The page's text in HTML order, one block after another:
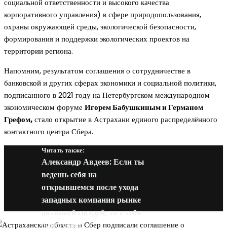
социальной ответственности и высокого качества
корпоративного управления) в сфере природопользования,
охраны окружающей среды, экологической безопасности,
формирования и поддержки экологических проектов на
территории региона.
Напомним, результатом соглашения о сотрудничестве в
банковской и других сферах экономики и социальной политики,
подписанного в 2021 году на Петербургском международном
экономическом форуме Игорем Бабушкиным и Германом
Грефом,стало открытие в Астрахани единого распределённого
контактного центра Сбера.
Читать также:
Александр Авдеев: Если ты
ведешь себя на
открывшемся после ухода
западных компания рынке
активней соседей, то у тебя
будет успех